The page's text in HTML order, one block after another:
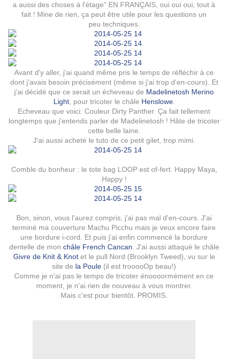
a aussi des choses à l'étage" EN FRANÇAIS, oui oui oui, tout à
fait ! Mine de rien, ça peut être utile pour les questions un
peu techniques.
Avant d'y aller, j'ai quand même pris le temps de réfléchir à ce
dont j'avais besoin précisément (même si j'ai trop d'en-cours). Et
j'ai décidé que ce serait un écheveau de Madelinetosh Merino
Light, pour tricoter le châle Henslowe.
Echeveau que voici. Couleur Dirty Panther. Ça fait tellement
longtemps que j'entends parler de Madelinetosh ! Hâte de tricoter
cette belle laine.
J'ai aussi acheté le tuto de ce petit gilet, trop mimi.
Comble du bonheur : le tote bag LOOP est of-fert. Happy Maya,
Happy !
Bon, sinon, vous l'aurez compris, j'ai pas mal d'en-cours. J'ai
terminé ma couverture Machu Picchu mais je veux encore faire
une bordure i-cord. Et puis j'ai enfin commencé la bordure
dentelle de mon châle French Cancan . J'ai aussi attaqué le châle
Givre de Knit & Knotet le pull Nord (Brooklyn Tweed), vu sur le
site de la Poule (il est trooooOp beau!)
Comme je n'ai pas le temps de tricoter énoooormément en ce
moment, je n'ai rien de nouveau à vous montrer.
Mais c'est pour bientôt. PROMIS.